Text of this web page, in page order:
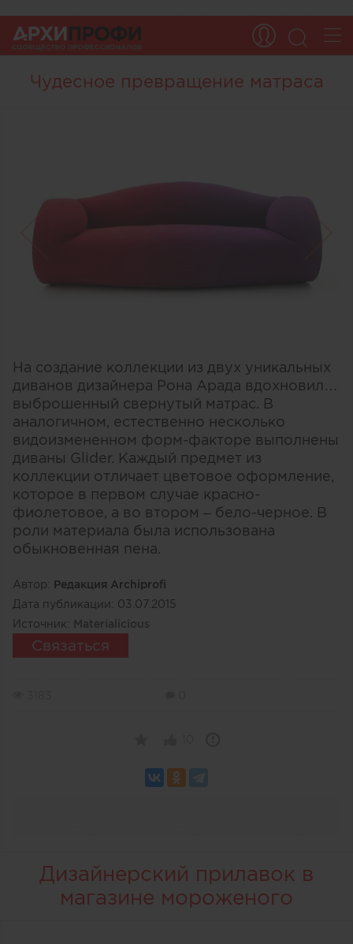
Чудесное превращение матраса
На создание коллекции из двух уникальных
диванов дизайнера Рона Арада вдохновил…
выброшенный свернутый матрас. В
аналогичном, естественно несколько
видоизмененном форм-факторе выполнены
диваны Glider. Каждый предмет из
коллекции отличает цветовое оформление,
которое в первом случае красно-
фиолетовое, а во втором – бело-черное. В
роли материала была использована
обыкновенная пена.
Автор: Редакция Archiprofi
Дата публикации: 03.07.2015
Источник: Materialicious
Связаться
Дизайнерский прилавок в
магазине мороженого